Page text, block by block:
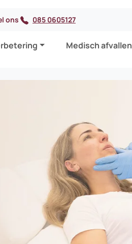
ons 085 0605127
Medisch afvallen